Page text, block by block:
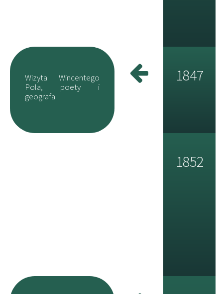
Wizyta Wincentego
Pola, poety i
geografa.
1847
1852